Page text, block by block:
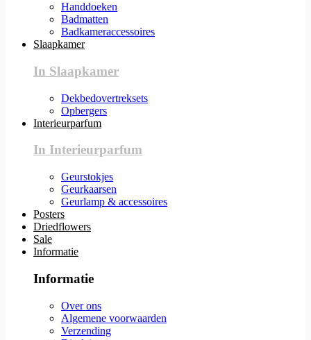
Handdoeken
Badmatten
Badkameraccessoires
Slaapkamer
In Slaapkamer
Dekbedovertreksets
Opbergers
Interieurparfum
In Interieurparfum
Geurstokjes
Geurkaarsen
Geurlamp & accessoires
Posters
Driedflowers
Sale
Informatie
Informatie
Over ons
Algemene voorwaarden
Verzending